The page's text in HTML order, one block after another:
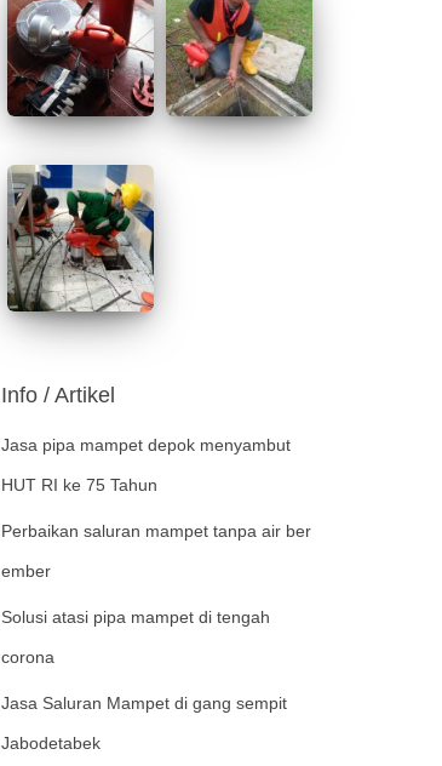
Info / Artikel
Jasa pipa mampet depok menyambut
HUT RI ke 75 Tahun
Perbaikan saluran mampet tanpa air ber
ember
Solusi atasi pipa mampet di tengah
corona
Jasa Saluran Mampet di gang sempit
Jabodetabek